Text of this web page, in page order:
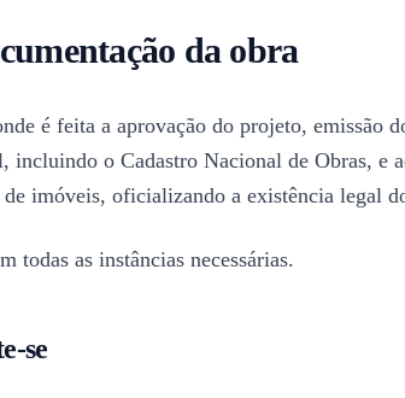
da obra
é feita a aprovação do projeto,
incluindo o Cadastro Nacional de Obras,
imóveis, oficializando a existência legal
todas as instâncias necessárias.
se